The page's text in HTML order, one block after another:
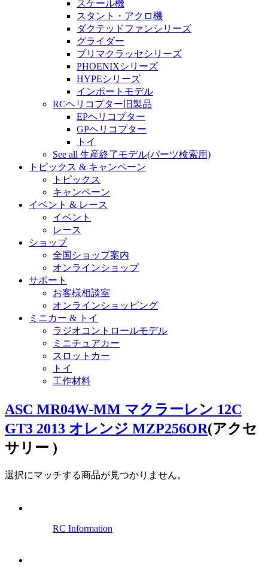
スケール機
スタント・アクロ機
ダクテッドファンシリーズ
グライダー
プリマクラッセシリーズ
PHOENIXシリーズ
HYPEシリーズ
インポートモデル
RCヘリコプター旧製品
EPヘリコプター
GPヘリコプター
トイ
See all 生産終了モデル(パーツ検索用)
トピックス & キャンペーン
トピックス
キャンペーン
イベント & レース
イベント
レース
ショップ
全国ショップ案内
オンラインショップ
サポート
お客様相談室
オンラインショッピング
ミニカー & トイ
ラジオコントロールモデル
ミニチュアカー
スロットカー
トイ
工作材料
ASC MR04W-MM マクラーレン 12C
GT3 2013 オレンジ MZP256OR(アクセ
サリー )
選択にマッチする商品が見つかりません。
RC Information